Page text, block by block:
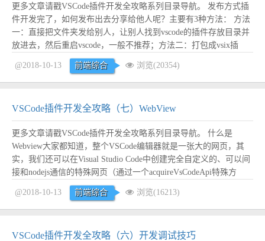
更多文章请戳VSCode插件开发全攻略系列目录导航。 发布方式插
件开发完了，如何发布出去分享给他人呢？主要有3种方法： 方法
一：直接把文件夹发给别人，让别人找到vscode的插件存放目录并
放进去，然后重启vscode，一般不推荐；方法二：打包成vsix插
件，然后发送给别人安装，如果你的插件涉及机密不方便发布到应
用市场，可以尝试采用这种方式；方法三：注册开发者账号，发布
到官网应用市场，这个发...阅读全文
@2018-10-13 前端综合 浏览(20354)
VSCode插件开发全攻略（七）WebView
更多文章请戳VSCode插件开发全攻略系列目录导航。 什么是
Webview大家都知道，整个VSCode编辑器就是一张大的网页，其
实，我们还可以在Visual Studio Code中创建完全自定义的、可以间
接和nodejs通信的特殊网页（通过一个acquireVsCodeApi特殊方
法），这个网页就叫WebView。内置的Markdown的预览就是使用
WebView实现的。使用Webview可以...阅读全文
@2018-10-13 前端综合 浏览(16213)
VSCode插件开发全攻略（六）开发调试技巧